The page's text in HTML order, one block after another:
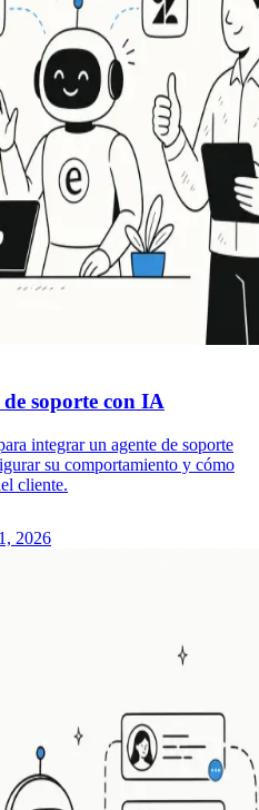
soporte con IA
integrar un agente de soporte
su comportamiento y cómo
cliente.
2026